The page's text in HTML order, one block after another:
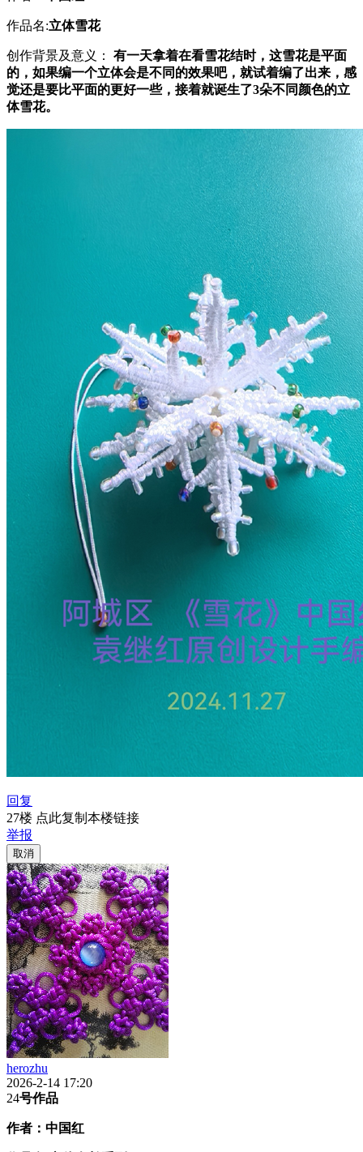
作品名:立体雪花
创作背景及意义： 有一天拿着在看雪花结时，这雪花是平面
的，如果编一个立体会是不同的效果吧，就试着编了出来，感
觉还是要比平面的更好一些，接着就诞生了3朵不同颜色的立
体雪花。
回复
27楼 点此复制本楼链接
举报
取消
herozhu
2026-2-14 17:20
24号作品
作者： 中国红